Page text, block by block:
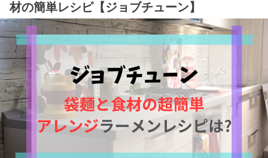
材の簡単レシピ【ジョブチューン】